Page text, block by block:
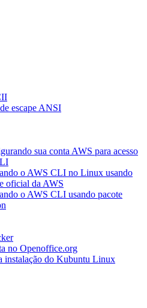
escape ANSI
sua conta AWS para acesso
o AWS CLI no Linux usando
oficial da AWS
o AWS CLI usando pacote
no Openoffice.org
instalação do Kubuntu Linux